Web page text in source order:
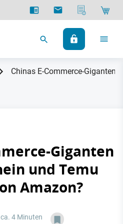
Chinas E-Commerce-Giganten
Giganten
und Temu
Amazon?
4 Minuten